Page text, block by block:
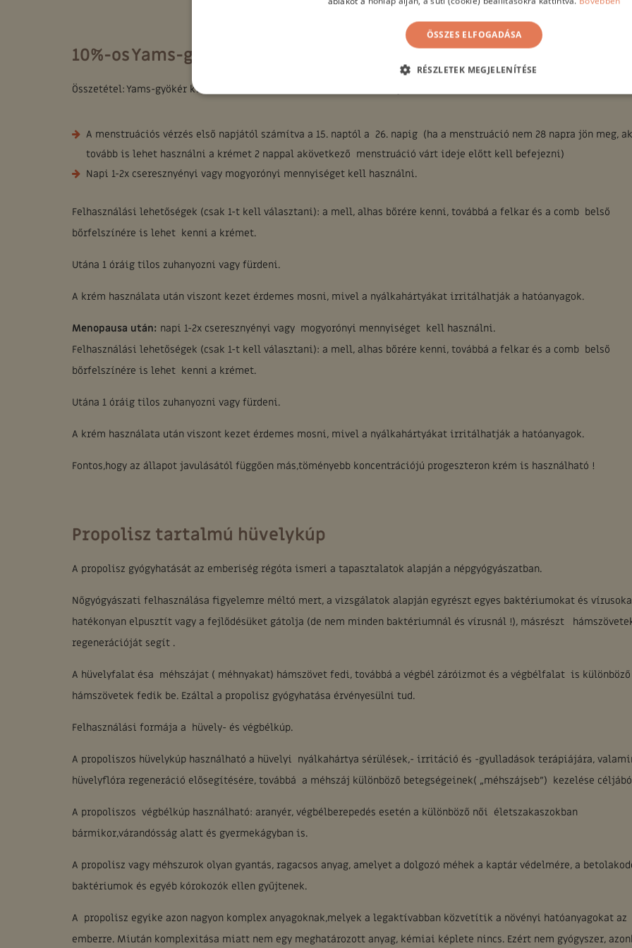
10%-os Yams-gyökér krém (természetes progeszteron pótlás)
Összetétel: Yams-gyökér kivonat, E-vitamin, Citromsav, Geraniumolaj.
A menstruációs vérzés első napjától számítva a 15. naptól a 26. napig (ha a menstruáció nem 28 napra jön meg,
tovább is lehet használni a krémet 2 nappal akövetkező menstruáció várt ideje előtt kell befejezni)
Napi 1-2x cseresznyényi vagy mogyorónyi mennyiséget kell használni.
Felhasználási lehetőségek (csak 1-t kell választani): a mell, alhas bőrére kenni, továbbá a felkar és a comb belső
bőrfelszínére is lehet kenni a krémet.
Utána 1 óráig tilos zuhanyozni vagy fürdeni.
A krém használata után viszont kezet érdemes mosni, mivel a nyálkahártyákat irritálhatják a hatóanyagok.
Menopausa után: napi 1-2x cseresznyényi vagy mogyorónyi mennyiséget kell használni.
Felhasználási lehetőségek (csak 1-t kell választani): a mell, alhas bőrére kenni, továbbá a felkar és a comb belső
bőrfelszínére is lehet kenni a krémet.
Utána 1 óráig tilos zuhanyozni vagy fürdeni.
A krém használata után viszont kezet érdemes mosni, mivel a nyálkahártyákat irritálhatják a hatóanyagok.
Fontos,hogy az állapot javulásától függően más,töményebb koncentrációjú progeszteron krém is használható !
Propolisz tartalmú hüvelykúp
A propolisz gyógyhatását az emberiség régóta ismeri a tapasztalatok alapján a népgyógyászatban.
Nőgyógyászati felhasználása figyelemre méltó mert, a vizsgálatok alapján egyrészt egyes baktériumokat és
hatékonyan elpusztít vagy a fejlődésüket gátolja (de nem minden baktériumnál és vírusnál !), másrészt
regenerációját segít .
A hüvelyfalat ésa méhszájat ( méhnyakat) hámszövet fedi, továbbá a végbél záróizmot és a végbélfalat is különböző
hámszövetek fedik be. Ezáltal a propolisz gyógyhatása érvényesülni tud.
Felhasználási formája a hüvely- és végbélkúp.
A propoliszos hüvelykúp használható a hüvelyi nyálkahártya sérülések,- irritáció és -gyulladások terápiájára,
hüvelyflóra regeneráció elősegítésére, továbbá a méhszáj különböző betegségeinek( „méhszájseb”) kezelése
A propoliszos végbélkúp használható: aranyér, végbélberepedés esetén a különböző női életszakaszokban
bármikor,várandósság alatt és gyermekágyban is.
A propolisz vagy méhszurok olyan gyantás, ragacsos anyag, amelyet a dolgozó méhek a kaptár védelmére, a
baktériumok és egyéb kórokozók ellen gyűjtenek.
A propolisz egyike azon nagyon komplex anyagoknak,melyek a legaktívabban közvetítik a növényi hatóanyagokat az
emberre. Miután komplexitása miatt nem egy meghatározott anyag, kémiai képlete nincs. Ezért nem gyógyszer,
ÖSSZES ELFOGADÁSA
RÉSZLETEK MEGJELENÍTÉSE